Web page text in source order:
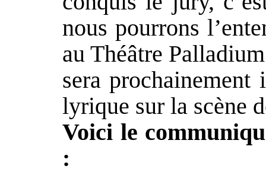
nous pourrons
au Théâtre
sera
lyrique sur la scène
Voici le
: